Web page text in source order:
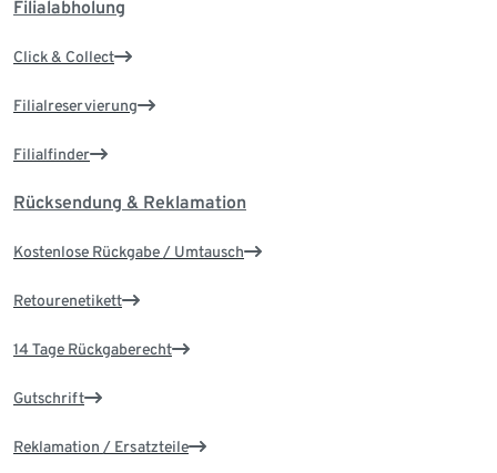
Filialabholung
Click & Collect
Filialreservierung
Filialfinder
Rücksendung & Reklamation
Kostenlose Rückgabe / Umtausch
Retourenetikett
14 Tage Rückgaberecht
Gutschrift
Reklamation / Ersatzteile